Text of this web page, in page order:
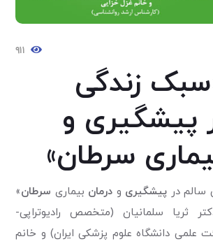
۹۱۱
زندگی
پیشگیری و
سرطان»
سالم در پیشگیری و درمان بیماری سرطان»
ثریا سلمانیان (متخصص رادیوتراپی-
علمی دانشگاه علوم پزشکی ایران) و خانم